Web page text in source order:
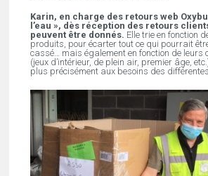
Karin, en charge des retours web
l’eau », dès réception des retours
peuvent être donnés. Elle trie en fonction
produits, pour écarter tout ce qui pourrait
cassé… mais également en fonction de leurs
(jeux d’intérieur, de plein air, premier âge,
plus précisément aux besoins des